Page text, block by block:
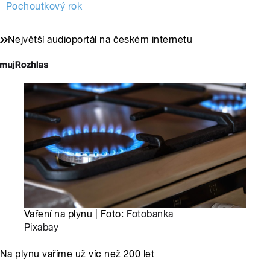
Pochoutkový rok
Největší audioportál na českém internetu
Vaření na plynu | Foto: Fotobanka
Pixabay
Na plynu vaříme už víc než 200 let